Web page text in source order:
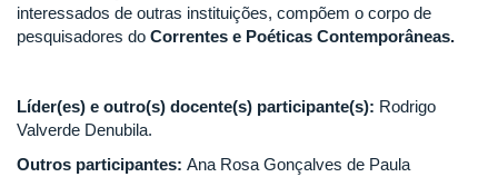
interessados de outras instituições, compõem o corpo de
pesquisadores do Correntes e Poéticas Contemporâneas.
Líder(es) e outro(s) docente(s) participante(s): Rodrigo
Valverde Denubila.
Outros participantes: Ana Rosa Gonçalves de Paula